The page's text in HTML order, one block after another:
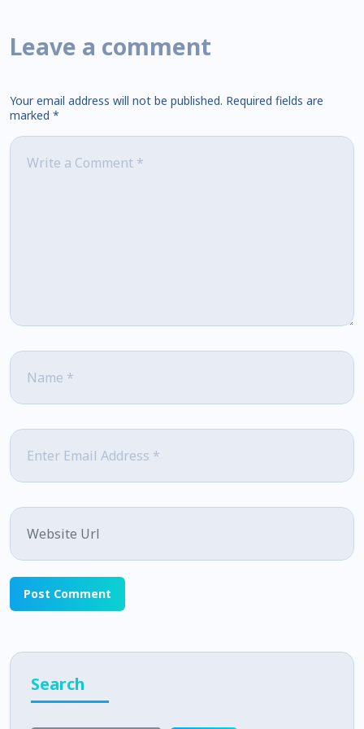
Leave a comment
Your email address will not be published. Required fields are
marked *
Comment*
Name*
Email*
Website
Search